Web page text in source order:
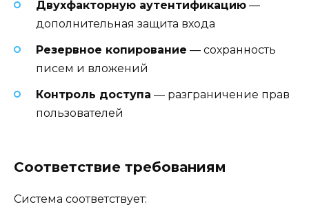
Двухфакторную аутентификацию —
дополнительная защита входа
Резервное копирование — сохранность
писем и вложений
Контроль доступа — разграничение прав
пользователей
Соответствие требованиям
Система соответствует: